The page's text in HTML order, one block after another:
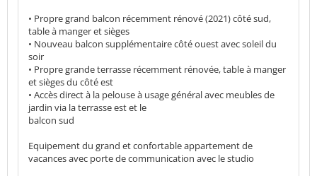
• Propre grand balcon récemment rénové (2021) côté sud,
table à manger et sièges
• Nouveau balcon supplémentaire côté ouest avec soleil du
soir
• Propre grande terrasse récemment rénovée, table à manger
et sièges du côté est
• Accès direct à la pelouse à usage général avec meubles de
jardin via la terrasse est et le
balcon sud
Equipement du grand et confortable appartement de
vacances avec porte de communication avec le studio